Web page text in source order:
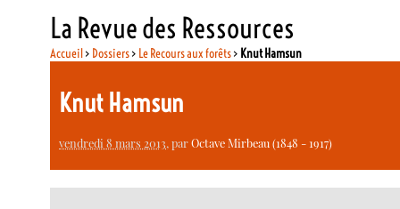
La Revue des Ressources
Accueil> Dossiers> Le Recours aux forêts> Knut Hamsun
Knut Hamsun
vendredi 8 mars 2013, parOctave Mirbeau (1848 - 1917)